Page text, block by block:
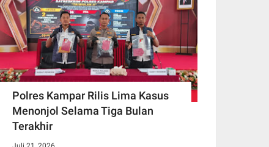
Polres Kampar Rilis Lima Kasus
Menonjol Selama Tiga Bulan
Terakhir